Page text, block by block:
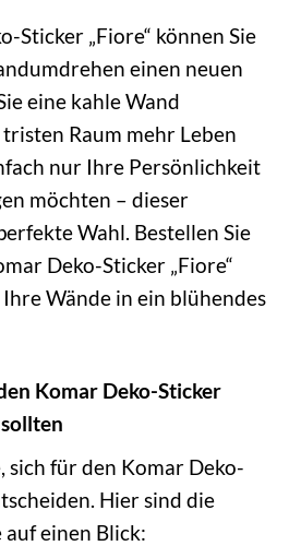
Sticker „Fiore“ können Sie
einen neuen
eine kahle Wand
Raum mehr Leben
nur Ihre Persönlichkeit
möchten – dieser
Wahl. Bestellen Sie
Deko-Sticker „Fiore“
Wände in ein blühendes
Komar Deko-Sticker
sich für den Komar Deko-
Hier sind die
einen Blick: